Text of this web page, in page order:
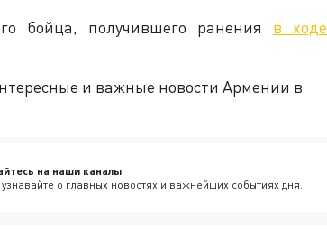
бойца, получившего ранения в ходе
и важные новости Армении в
на наши каналы
о главных новостях и важнейших событиях дня.